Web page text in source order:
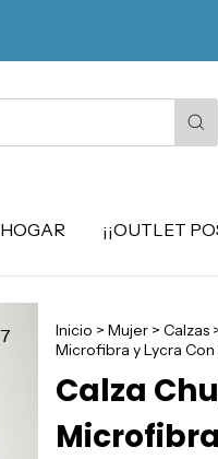
HOGAR ¡¡OUTLET
7 Inicio > Mujer > Calzas
Microfibra y Lycra
Calza